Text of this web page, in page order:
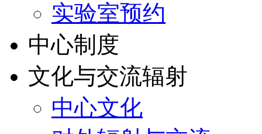
实验室预约
中心制度
文化与交流辐射
中心文化